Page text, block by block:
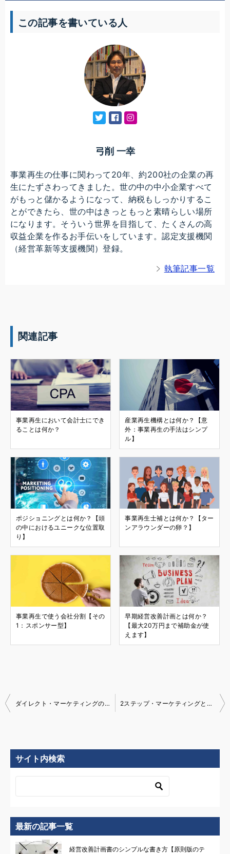
この記事を書いている人
弓削 一幸
事業再生の仕事に関わって20年、約200社の企業の再
生にたずさわってきました。世の中の中小企業すべて
がもっと儲かるようになって、納税もしっかりするこ
とができたら、世の中はきっともっと素晴らしい場所
になります。そういう世界を目指して、たくさんの高
収益企業を作るお手伝いをしています。認定支援機関
（経営革新等支援機関）登録。
執筆記事一覧
関連記事
事業再生において会計士にでき
ることは何か？
産業再生機構とは何か？【意
外：事業再生の手法はシンプ
ル】
ポジショニングとは何か？【頭
の中におけるユニークな位置取
り】
事業再生士補とは何か？【ター
ンアラウンダーの卵？】
事業再生で使う会社分割【その
1：スポンサー型】
早期経営改善計画とは何か？
【最大20万円まで補助金が使
えます】
ビ
シ
ョ
ダイレクト・マーケティングの戦略フレームワーク 2ステップ・マーケティングとは？【事業再生の現場でも大活躍！】
サイト内検索
最新の記事一覧
経営改善計画書のシンプルな書き方【原則版のテ